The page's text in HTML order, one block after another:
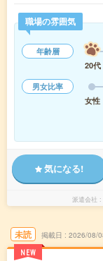
職場の雰囲気
年齢層
20代
男女比率
女性
気になる!
派遣会社
未読
NEW
掲載日 2026/08/